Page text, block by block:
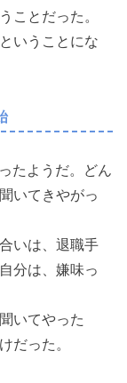
ことだった。
いうことにな
たようだ。どん
いてきやがっ
いは、退職手
分は、嫌味っ
いてやった
だった。